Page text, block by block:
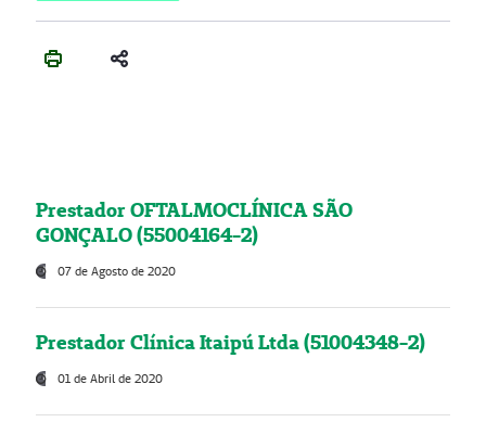
Prestador OFTALMOCLÍNICA SÃO
GONÇALO (55004164-2)
07 de Agosto de 2020
Prestador Clínica Itaipú Ltda (51004348-2)
01 de Abril de 2020